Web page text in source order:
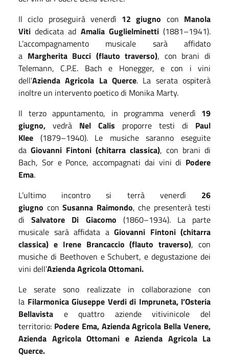
Il ciclo proseguirà venerdì 12 giugno con Manola
Viti dedicata ad Amalia Guglielminetti(1881–1941).
L’accompagnamento musicale sarà affidato
a Margherita Bucci (flauto traverso), con brani di
Telemann, C.P.E. Bach e Honegger, e con i vini
dell’Azienda Agricola La Querce. La serata ospiterà
inoltre un intervento poetico di Monika Marty.
Il terzo appuntamento, in programma venerdì 19
giugno, vedrà Nel Calis proporre testi di Paul
Klee (1879–1940). Le musiche saranno eseguite
da Giovanni Fintoni (chitarra classica), con brani di
Bach, Sor e Ponce, accompagnati dai vini di Podere
Ema.
L’ultimo incontro si terrà venerdì 26
giugno con Susanna Raimondo, che presenterà testi
diSalvatore Di Giacomo (1860–1934). La parte
musicale sarà affidata a Giovanni Fintoni (chitarra
classica) e Irene Brancaccio (flauto traverso), con
musiche di Beethoven e Schubert, e degustazione dei
vini dell’Azienda Agricola Ottomani.
Le serate sono realizzate in collaborazione con
la Filarmonica Giuseppe Verdi di Impruneta, l’Osteria
Bellavista e quattro aziende vitivinicole del
territorio: Podere Ema, Azienda Agricola Bella Venere,
Azienda Agricola Ottomani e Azienda Agricola La
Querce.